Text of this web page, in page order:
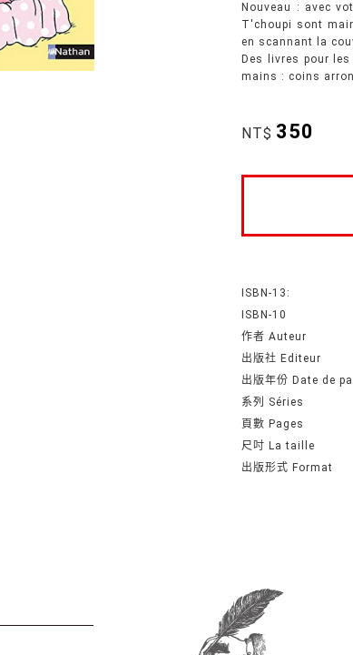
Nouveau : avec
T'choupi sont
en scannant la
Des livres pour
mains : coins
NT$ 350
ISBN-13:
ISBN-10
作者 Auteur
出版社 Editeur
出版年份 Date de
系列 Séries
頁數 Pages
尺吋 La taille
出版形式 Format